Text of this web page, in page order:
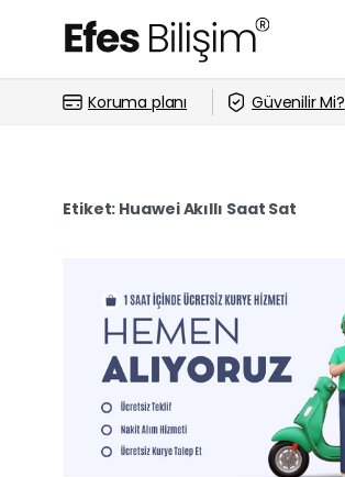
Koruma planı Güvenilir Mi?
Etiket: Huawei Akıllı Saat Sat